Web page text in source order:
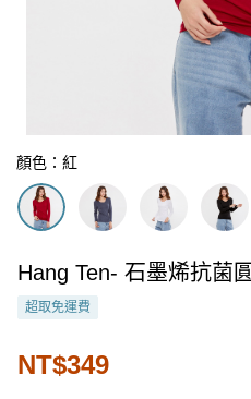
顏色：紅
Hang Ten- 石墨烯抗菌
超取免運費
NT$349